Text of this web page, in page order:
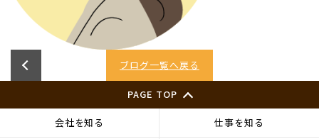
ブログ一覧へ戻る
PAGE TOP
会社を知る 仕事を知る